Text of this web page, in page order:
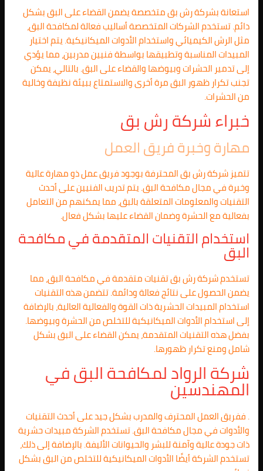
استعانة بشركة رش بق متخصصة يضمن القضاء على البق بشكل
دائم. تستخدم الشركات المتخصصة أساليب فعالة لمكافحة البق،
مثل الرش الكيميائي واستخدام الأدوات الميكانيكية. يتم اختيار
المبيدات المناسبة وتطبيقها بواسطة فنيين مدربين، مما يؤدي
إلى تدمير الحشرات وبيوضها والقضاء على البق. بالتالي، يمكن
تجنب تكرار ظهور البق مرة أخرى والاستمتاع ببيئة نظيفة وخالية
من الحشرات.
خبراء شركة رش بق
مهارة وخبرة فريق العمل
تتميز شركة رش بق المحترفة بوجود فريق عمل ذو مهارة عالية
وخبرة في مجال مكافحة البق. يتم تدريب الفنيين على أحدث
التقنيات والمعلومات المتعلقة بالبق، مما يمكنهم من التعامل
بفعالية مع الحشرة وضمان القضاء عليها بشكل فعال.
استخدام التقنيات المتقدمة في مكافحة
البق
تستخدم شركة رش بق تقنيات متقدمة في مكافحة البق، مما
يضمن الحصول على نتائج فعالة ودائمة. تتضمن هذه التقنيات
استخدام المبيدات الحشرية ذات القوة والفعالية العالية، بالإضافة
إلى استخدام الأدوات الميكانيكية للتخلص من الحشرة وبيوضها.
بفضل هذه التقنيات المتقدمة، يمكن القضاء على البق بشكل
شامل ومنع تكرار ظهورها.
شركة الرواد لمكافحة البق في
المهندسين
. ففريق العمل المحترف والمدرب بشكل جيد على أحدث التقنيات
والأدوات في مجال مكافحة البق. تستخدم الشركة مبيدات حشرية
ذات جودة عالية وآمنة للبشر والحيوانات الأليفة. بالإضافة إلى ذلك،
تستخدم الشركة أيضًا الأدوات الميكانيكية للتخلص من البق بشكل